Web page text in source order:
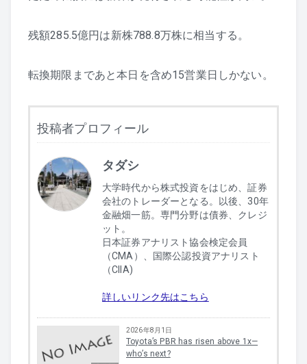
残額285.5億円は新株788.8万株に相当する。
転換期限まであと本日を含め15営業日しかない。
投稿者プロフィール
タダシ
大学時代から株式投資をはじめ、証券
会社のトレーダーとなる。以後、30年
金融畑一筋。専門分野は債券、クレジ
ット。
日本証券アナリスト協会検定会員
（CMA）、国際公認投資アナリスト
（CIIA)
詳しいリンク先はこちら
2026年8月1日
Toyota’s PBR has risen above 1x—
who’s next?